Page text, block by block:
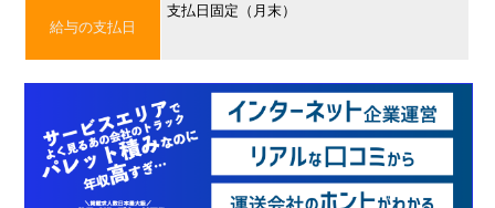
給与の支払日
支払日固定（月末）